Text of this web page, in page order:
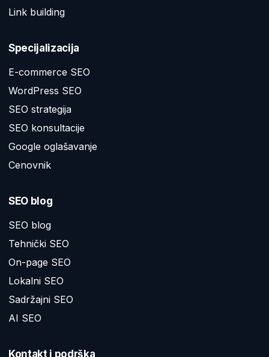
Link building
Specijalizacija
E-commerce SEO
WordPress SEO
SEO strategija
SEO konsultacije
Google oglašavanje
Cenovnik
SEO blog
SEO blog
Tehnički SEO
On-page SEO
Lokalni SEO
Sadržajni SEO
AI SEO
Kontakt i podrška